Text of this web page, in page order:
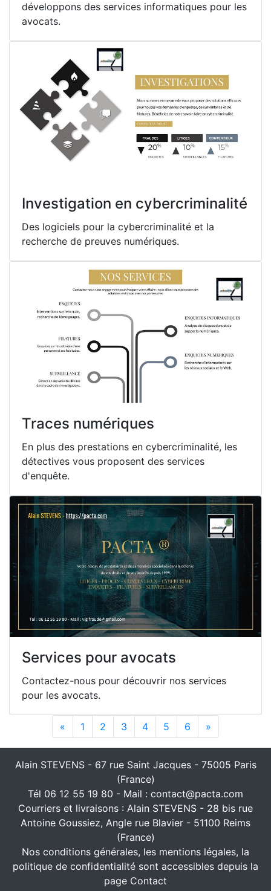
développons des services informatiques pour les
avocats.
Investigation en cybercriminalité
Des logiciels pour la cybercriminalité et la
recherche de preuves numériques.
Traces numériques
En plus des prestations en cybercriminalité, les
détectives vous proposent des services
d'enquête.
Services pour avocats
Contactez-nous pour découvrir nos services
pour les avocats.
« Previous
1 2 3 4 5 6 »
Alain STEVENS - 67 rue Saint Jacques - 75005 Paris
(France)
Tél 06 12 55 19 80 - Mail : contact@pacta.com
Courriers et livraisons : Alain STEVENS - 28 bis rue
Antoine Goussiez, Angle rue Blavier - 51100 Reims
(France)
Nos conditions générales, les mentions légales, la
politique de confidentialité sont accessibles depuis la
page Contact